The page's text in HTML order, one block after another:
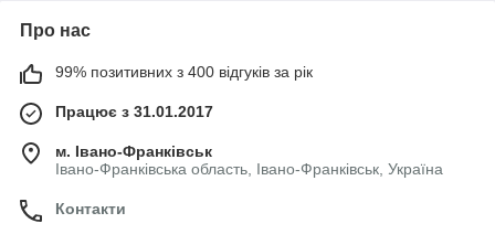
Про нас
99% позитивних з 400 відгуків за рік
Працює з 31.01.2017
м. Івано-Франківськ
Івано-Франківська область, Івано-Франківськ, Україна
Контакти